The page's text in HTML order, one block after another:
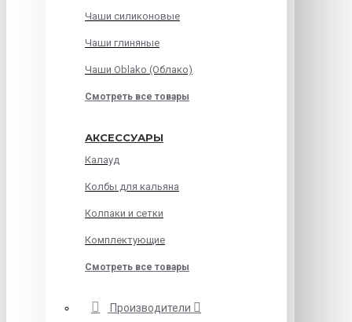
Чаши силиконовые
Чаши глиняные
Чаши Oblako (Облако)
Смотреть все товары
АКСЕССУАРЫ
Калауд
Колбы для кальяна
Колпаки и сетки
Комплектующие
Смотреть все товары
Производители